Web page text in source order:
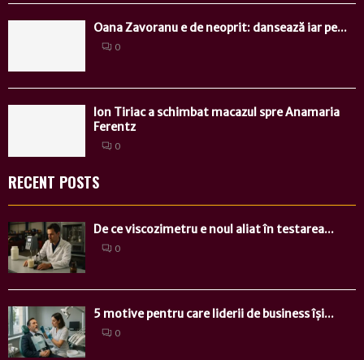
Oana Zavoranu e de neoprit: dansează iar pe...
0
Ion Tiriac a schimbat macazul spre Anamaria
Ferentz
0
RECENT POSTS
De ce viscozimetru e noul aliat în testarea...
0
5 motive pentru care liderii de business își...
0